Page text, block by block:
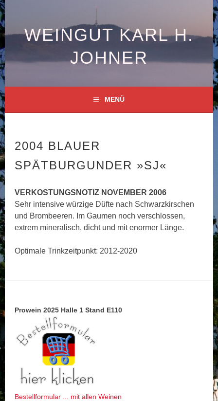
Springe
zum
Inhalt WEINGUT KARL H.
JOHNER
MENÜ
2004 BLAUER
SPÄTBURGUNDER »SJ«
VERKOSTUNGSNOTIZ NOVEMBER 2006
Sehr intensive würzige Düfte nach Schwarzkirschen
und Brombeeren. Im Gaumen noch verschlossen,
extrem mineralisch, dicht und mit enormer Länge.
Optimale Trinkzeitpunkt: 2012-2020
Prowein 2025 Halle 1 Stand E110
Bestellformular ... mit allen Weinen